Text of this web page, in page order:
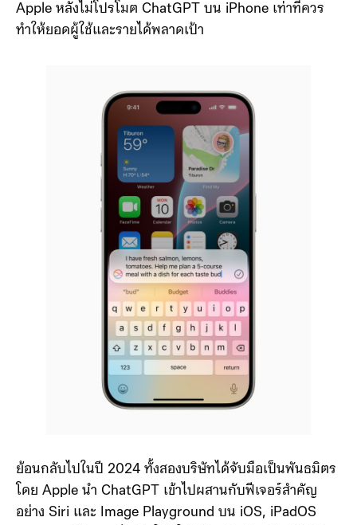
Apple หลังไม่โปรโมต ChatGPT บน iPhone เท่าที่ควร
ทำให้ยอดผู้ใช้และรายได้พลาดเป้า
ย้อนกลับไปในปี 2024 ทั้งสองบริษัทได้จับมือเป็นพันธมิตร
โดย Apple นำ ChatGPT เข้าไปผสานกับฟีเจอร์สำคัญ
อย่าง Siri และ Image Playground บน iOS, iPadOS